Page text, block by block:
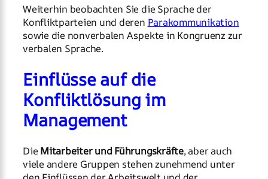
Weiterhin beobachten Sie die Sprache der
Konfliktparteien und deren Parakommunikation
sowie die nonverbalen Aspekte in Kongruenz zur
verbalen Sprache.
Einflüsse auf die
Konfliktlösung im
Management
Die Mitarbeiter und Führungskräfte, aber auch
viele andere Gruppen stehen zunehmend unter